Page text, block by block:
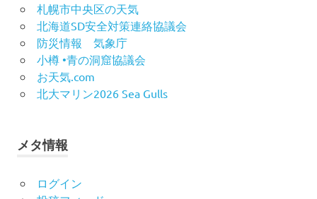
札幌市中央区の天気
北海道SD安全対策連絡協議会
防災情報 気象庁
小樽 •青の洞窟協議会
お天気.com
北大マリン2026 Sea Gulls
メタ情報
ログイン